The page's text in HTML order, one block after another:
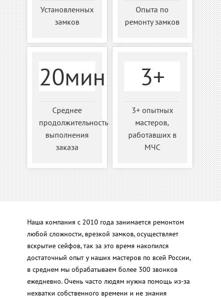
Установленных
замков
Опыта по
ремонту замков
20мин
Среднее
продолжительность
выполнения
заказа
3+
3+ опытных
мастеров,
работавших в
МЧС
Наша компания с 2010 года занимается ремонтом
любой сложности, врезкой замков, осуществляет
вскрытие сейфов, так за это время накопился
достаточный опыт у наших мастеров по всей России,
в среднем мы обрабатываем более 300 звонков
ежедневно. Очень часто людям нужна помощь из-за
нехватки собственного времени и не знания